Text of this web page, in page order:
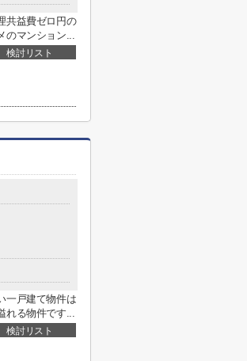
共益費ゼロ円の
のマンション...
検討リスト
一戸建て物件は
れる物件です...
検討リスト